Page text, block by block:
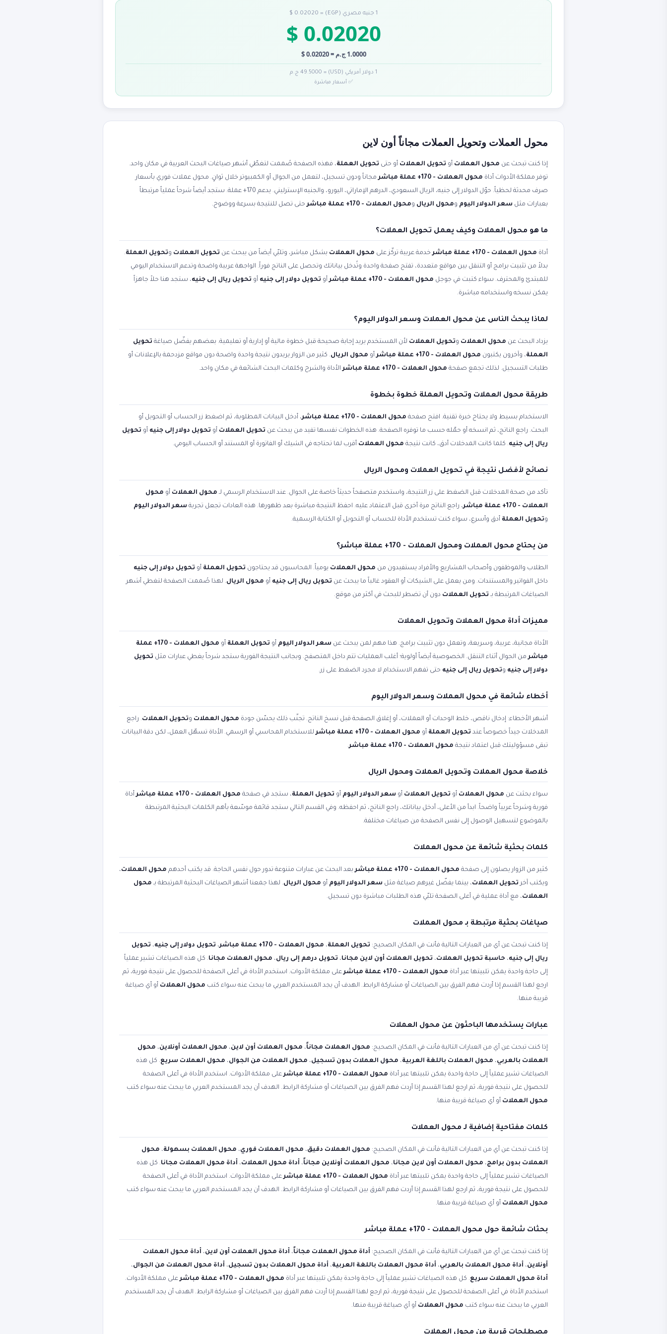
1 جنيه مصري (EGP) = 0.02020 $
0.02020 $
1.0000 ج.م = 0.02020 $
1 دولار أمريكي (USD) = 49.5000 ج.م
✅ أسعار مباشرة
محول العملات وتحويل العملات مجاناً أون لاين
إذا كنت تبحث عن محول العملات أو تحويل العملات أو حتى تحويل العملة، فهذه الصفحة صُممت لتغطّي أشهر صياغات البحث العربية في مكان واحد.
توفر مملكة الأدوات أداة محول العملات - 170+ عملة مباشر
مجاناً ودون تسجيل، لتعمل من الجوال أو الكمبيوتر خلال ثوانٍ. محول عملات فوري بأسعار
صرف محدثة لحظياً. حوّل الدولار إلى جنيه، الريال السعودي، الدرهم الإماراتي، اليورو، والجنيه الإسترليني. يدعم 170+ عملة. ستجد أيضاً شرحاً عملياً مرتبطاً
بعبارات مثل سعر الدولار اليوم ومحول الريال ومحول العملات - 170+ عملة مباشر حتى تصل للنتيجة بسرعة ووضوح.
ما هو محول العملات وكيف يعمل تحويل العملات؟
أداة محول العملات - 170+ عملة مباشر خدمة عربية تركّز على محول العملات بشكل مباشر، وتلبّي أيضاً من يبحث عن تحويل العملات وتحويل العملة.
بدلاً من تثبيت برامج أو التنقل بين مواقع متعددة، تفتح صفحة واحدة وتُدخل بياناتك وتحصل على الناتج فوراً. الواجهة عربية واضحة وتدعم الاستخدام اليومي
للمبتدئ والمحترف. سواء كتبت في جوجل محول العملات - 170+ عملة مباشر أو تحويل دولار إلى جنيه أو تحويل ريال إلى جنيه، ستجد هنا حلاً جاهزاً
يمكن نسخه واستخدامه مباشرة.
لماذا يبحث الناس عن محول العملات وسعر الدولار اليوم؟
يزداد البحث عن محول العملات وتحويل العملات لأن المستخدم يريد إجابة صحيحة قبل خطوة مالية أو إدارية أو تعليمية. بعضهم يفضّل صياغة تحويل
العملة، وآخرون يكتبون محول العملات - 170+ عملة مباشر أو محول الريال. كثير من الزوار يريدون نتيجة واحدة واضحة دون مواقع مزدحمة بالإعلانات أو
طلبات التسجيل. لذلك تجمع صفحة محول العملات - 170+ عملة مباشر الأداة والشرح وكلمات البحث الشائعة في مكان واحد.
طريقة محول العملات وتحويل العملة خطوة بخطوة
الاستخدام بسيط ولا يحتاج خبرة تقنية. افتح صفحة محول العملات - 170+ عملة مباشر
، أدخل البيانات المطلوبة، ثم اضغط زر الحساب أو التحويل أو
البحث. راجع الناتج، ثم انسخه أو حمّله حسب ما توفره الصفحة. هذه الخطوات نفسها تفيد من يبحث عن تحويل العملات أو تحويل دولار إلى جنيه أو تحويل
ريال إلى جنيه. كلما كانت المدخلات أدق، كانت نتيجة محول العملات أقرب لما تحتاجه في الشيك أو الفاتورة أو المستند أو الحساب اليومي.
نصائح لأفضل نتيجة في تحويل العملات ومحول الريال
تأكد من صحة المدخلات قبل الضغط على زر النتيجة، واستخدم متصفحاً حديثاً خاصة على الجوال. عند الاستخدام الرسمي لـ محول العملات أو محول
العملات - 170+ عملة مباشر
، راجع الناتج مرة أخرى قبل الاعتماد عليه. احفظ النتيجة مباشرة بعد ظهورها. هذه العادات تجعل تجربة سعر الدولار اليوم
وتحويل العملة أدق وأسرع، سواء كنت تستخدم الأداة للحساب أو التحويل أو الكتابة الرسمية.
من يحتاج محول العملات ومحول العملات - 170+ عملة مباشر؟
الطلاب والموظفون وأصحاب المشاريع والأفراد يستفيدون من محول العملات يومياً. المحاسبون قد يحتاجون تحويل العملة أو تحويل دولار إلى جنيه
داخل الفواتير والمستندات. ومن يعمل على الشيكات أو العقود غالباً ما يبحث عن تحويل ريال إلى جنيه أو محول الريال. لهذا صُممت الصفحة لتغطي أشهر
الصياغات المرتبطة بـ تحويل العملات دون أن تضطر للبحث في أكثر من موقع.
مميزات أداة محول العملات وتحويل العملات
الأداة مجانية، عربية، وسريعة، وتعمل دون تثبيت برامج. هذا مهم لمن يبحث عن سعر الدولار اليوم أو تحويل العملة أو
محول العملات - 170+ عملة
مباشرمن الجوال أثناء التنقل. الخصوصية أيضاً أولوية؛ أغلب العمليات تتم داخل المتصفح. وبجانب النتيجة الفورية ستجد شرحاً يغطي عبارات مثل تحويل
دولار إلى جنيه وتحويل ريال إلى جنيه حتى تفهم الاستخدام لا مجرد الضغط على زر.
أخطاء شائعة في محول العملات وسعر الدولار اليوم
أشهر الأخطاء: إدخال ناقص، خلط الوحدات أو العملات، أو إغلاق الصفحة قبل نسخ الناتج. تجنّب ذلك يحسّن جودة محول العملات وتحويل العملات. راجع
المدخلات جيداً خصوصاً عند تحويل العملة أو محول العملات - 170+ عملة مباشر
للاستخدام المحاسبي أو الرسمي. الأداة تسهّل العمل، لكن دقة البيانات
تبقى مسؤوليتك قبل اعتماد نتيجة محول العملات - 170+ عملة مباشر .
خلاصة محول العملات وتحويل العملات ومحول الريال
سواء بحثت عن محول العملات أو تحويل العملات أو سعر الدولار اليوم أو تحويل العملة، ستجد في صفحة محول العملات - 170+ عملة مباشر
أداة
فورية وشرحاً عربياً واضحاً. ابدأ من الأعلى، أدخل بياناتك، راجع الناتج، ثم احفظه. وفي القسم التالي ستجد قائمة موسّعة بأهم الكلمات البحثية المرتبطة
بالموضوع لتسهيل الوصول إلى نفس الصفحة من صياغات مختلفة.
كلمات بحثية شائعة عن محول العملات
كثير من الزوار يصلون إلى صفحة محول العملات - 170+ عملة مباشر بعد البحث عن عبارات متنوعة تدور حول نفس الحاجة. قد يكتب أحدهم محول العملات،
ويكتب آخر تحويل العملات، بينما يفضّل غيرهم صياغة مثل سعر الدولار اليوم أو محول الريال. لهذا جمعنا أشهر الصياغات البحثية المرتبطة بـ محول
العملات، مع أداة عملية في أعلى الصفحة تلبّي هذه الطلبات مباشرة دون تسجيل.
صياغات بحثية مرتبطة بـ محول العملات
إذا كنت تبحث عن أي من العبارات التالية فأنت في المكان الصحيح: تحويل العملة، محول العملات - 170+ عملة مباشر ، تحويل دولار إلى جنيه، تحويل
ريال إلى جنيه، حاسبة تحويل العملات، تحويل العملات أون لاين مجانا، تحويل درهم إلى ريال، محول العملات مجانا. كل هذه الصياغات تشير عملياً
إلى حاجة واحدة يمكن تلبيتها عبر أداة محول العملات - 170+ عملة مباشر
على مملكة الأدوات. استخدم الأداة في أعلى الصفحة للحصول على نتيجة فورية، ثم
ارجع لهذا القسم إذا أردت فهم الفرق بين الصياغات أو مشاركة الرابط. الهدف أن يجد المستخدم العربي ما يبحث عنه سواء كتب محول العملات أو أي صياغة
قريبة منها.
عبارات يستخدمها الباحثون عن محول العملات
إذا كنت تبحث عن أي من العبارات التالية فأنت في المكان الصحيح: محول العملات مجاناً، محول العملات أون لاين، محول العملات أونلاين، محول
العملات بالعربي، محول العملات باللغة العربية، محول العملات بدون تسجيل، محول العملات من الجوال، محول العملات سريع. كل هذه
الصياغات تشير عملياً إلى حاجة واحدة يمكن تلبيتها عبر أداة محول العملات - 170+ عملة مباشر
على مملكة الأدوات. استخدم الأداة في أعلى الصفحة
للحصول على نتيجة فورية، ثم ارجع لهذا القسم إذا أردت فهم الفرق بين الصياغات أو مشاركة الرابط. الهدف أن يجد المستخدم العربي ما يبحث عنه سواء كتب
محول العملات أو أي صياغة قريبة منها.
كلمات مفتاحية إضافية لـ محول العملات
إذا كنت تبحث عن أي من العبارات التالية فأنت في المكان الصحيح: محول العملات دقيق، محول العملات فوري، محول العملات بسهولة، محول
العملات بدون برامج، محول العملات أون لاين مجانا، محول العملات أونلاين مجاناً، أداة محول العملات، أداة محول العملات مجانا. كل هذه
الصياغات تشير عملياً إلى حاجة واحدة يمكن تلبيتها عبر أداة محول العملات - 170+ عملة مباشر
على مملكة الأدوات. استخدم الأداة في أعلى الصفحة
للحصول على نتيجة فورية، ثم ارجع لهذا القسم إذا أردت فهم الفرق بين الصياغات أو مشاركة الرابط. الهدف أن يجد المستخدم العربي ما يبحث عنه سواء كتب
محول العملات أو أي صياغة قريبة منها.
بحثات شائعة حول محول العملات - 170+ عملة مباشر
إذا كنت تبحث عن أي من العبارات التالية فأنت في المكان الصحيح: أداة محول العملات مجاناً، أداة محول العملات أون لاين، أداة محول العملات
أونلاين، أداة محول العملات بالعربي، أداة محول العملات باللغة العربية، أداة محول العملات بدون تسجيل، أداة محول العملات من الجوال،
أداة محول العملات سريع. كل هذه الصياغات تشير عملياً إلى حاجة واحدة يمكن تلبيتها عبر أداة محول العملات - 170+ عملة مباشر
على مملكة الأدوات.
استخدم الأداة في أعلى الصفحة للحصول على نتيجة فورية، ثم ارجع لهذا القسم إذا أردت فهم الفرق بين الصياغات أو مشاركة الرابط. الهدف أن يجد المستخدم
العربي ما يبحث عنه سواء كتب محول العملات أو أي صياغة قريبة منها.